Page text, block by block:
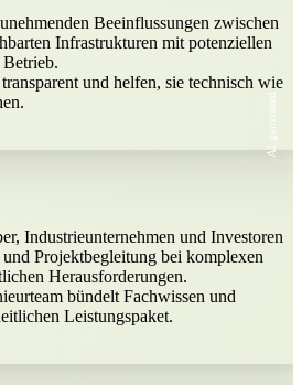
Beeinflussungen zwischen
Infrastrukturen mit potenziellen
und helfen, sie technisch wie
AI generated
Industrieunternehmen und Investoren
Projektbegleitung bei komplexen
Herausforderungen.
bündelt Fachwissen und
Leistungspaket.